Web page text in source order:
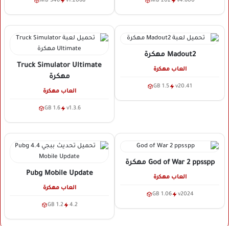
Madout2 مهكرة
العاب مهكرة
v20.41
1.5 GB
Truck Simulator Ultimate
مهكرة
العاب مهكرة
v1.3.6
1.6 GB
God of War 2 ppsspp مهكرة
العاب مهكرة
v2024
1.06 GB
Pubg Mobile Update
العاب مهكرة
4.2
1.2 GB